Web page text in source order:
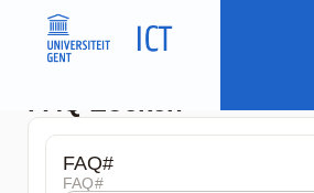
FAQ#
FAQ#